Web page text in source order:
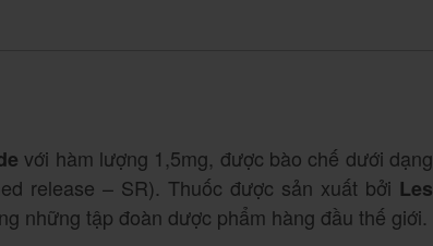
với hàm lượng 1,5mg, được bào chế dưới dạng
release – SR). Thuốc được sản xuất bởi Les
những tập đoàn dược phẩm hàng đầu thế giới.